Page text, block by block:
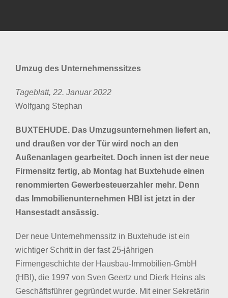
Umzug des Unternehmenssitzes
Tageblatt, 22. Januar 2022
Wolfgang Stephan
BUXTEHUDE. Das Umzugsunternehmen liefert an,
und draußen vor der Tür wird noch an den
Außenanlagen gearbeitet. Doch innen ist der neue
Firmensitz fertig, ab Montag hat Buxtehude einen
renommierten Gewerbesteuerzahler mehr. Denn
das Immobilienunternehmen HBI ist jetzt in der
Hansestadt ansässig.
Der neue Unternehmenssitz in Buxtehude ist ein
wichtiger Schritt in der fast 25-jährigen
Firmengeschichte der Hausbau-Immobilien-GmbH
(HBI), die 1997 von Sven Geertz und Dierk Heins als
Geschäftsführer gegründet wurde. Mit einer Sekretärin